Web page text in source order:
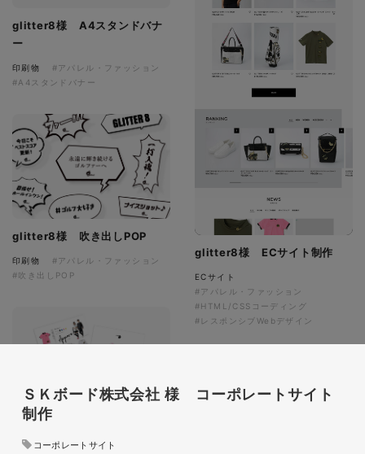
glitter8様 ECサイト制作
ECサイト
#アパレル・ファッション
#HTML/CSSコーディング
#レスポンシブWebデザイン
glitter8様 A4スタンドバナ
ー
印刷物
#アパレル・ファッション
#A4スタンドバナー
glitter8様 吹き出しPOP
印刷物
#アパレル・ファッション
#吹き出しPOP
ＳＫボード株式会社 様 コーポレートサイト
制作
コーポレートサイト